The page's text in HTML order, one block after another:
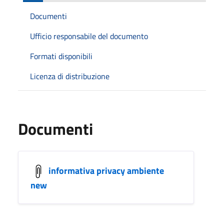
Documenti
Ufficio responsabile del documento
Formati disponibili
Licenza di distribuzione
Documenti
informativa privacy ambiente
new